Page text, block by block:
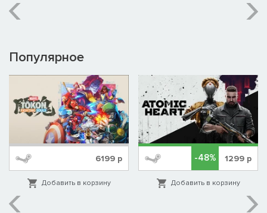
Популярное
6199 р
Добавить в корзину
-48% 1299 р
Добавить в корзину